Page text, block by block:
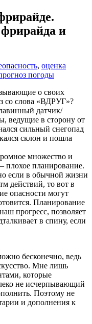
и
, оценка
погоды
о своих
со слова «ВДРУГ»?
датчик/
ведущие в сторону от
сильный снегопад
склон и пошла
множество и
плохое планирование.
если в обычной жизни
действий, то вот в
опасности могут
Планирование
прогресс, позволяет
в спину, если
бесконечно, ведь
Мне лишь
которые
не исчерпывающий
Поэтому не
и дополнения к